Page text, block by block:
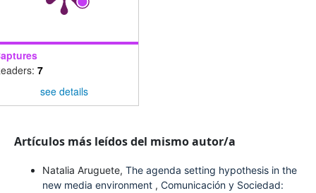
7
see details
Artículos más leídos del mismo autor/a
Natalia Aruguete, The agenda setting hypothesis in the
new media environment , Comunicación y Sociedad: